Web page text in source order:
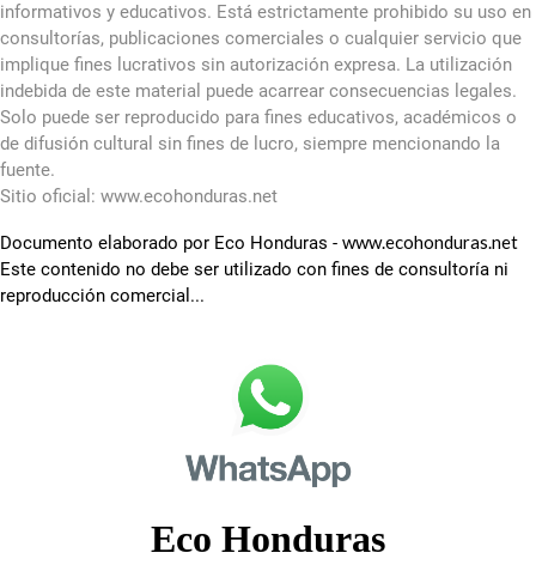
informativos y educativos. Está estrictamente prohibido su uso en
consultorías, publicaciones comerciales o cualquier servicio que
implique fines lucrativos sin autorización expresa. La utilización
indebida de este material puede acarrear consecuencias legales.
Solo puede ser reproducido para fines educativos, académicos o
de difusión cultural sin fines de lucro, siempre mencionando la
fuente.
Sitio oficial: www.ecohonduras.net
Documento elaborado por Eco Honduras - www.ecohonduras.net
Este contenido no debe ser utilizado con fines de consultoría ni
reproducción comercial...
Eco Honduras